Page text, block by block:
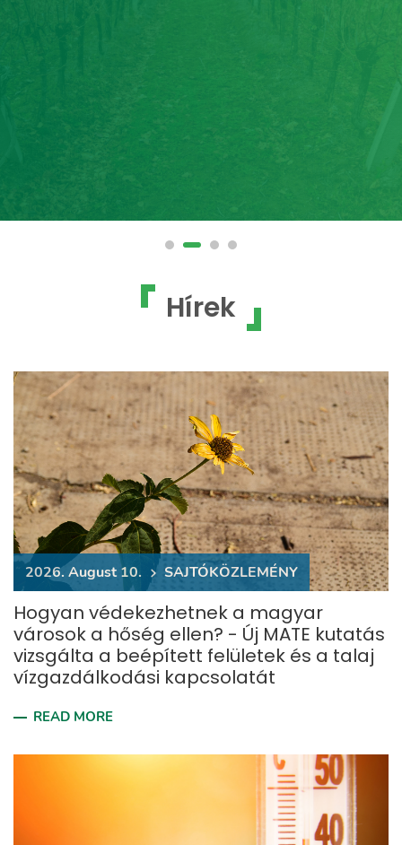
Hírek
2026. August 10. ​SAJTÓKÖZLEMÉNY
Hogyan védekezhetnek a magyar
városok a hőség ellen? - Új MATE kutatás
vizsgálta a beépített felületek és a talaj
vízgazdálkodási kapcsolatát
READ MORE